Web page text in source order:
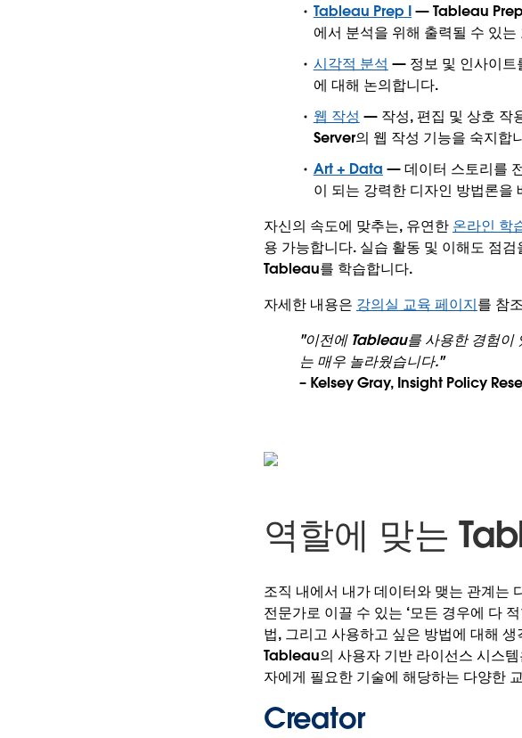
Tableau Prep I— Tableau Prep
에서 분석을 위해 출력될 수 있
시각적 분석 — 정보 및 인사이트
에 대해 논의합니다.
웹 작성 — 작성, 편집 및 상호 작
Server의 웹 작성 기능을 숙지합
Art + Data — 데이터 스토리를
이 되는 강력한 디자인 방법론을
자신의 속도에 맞추는, 유연한 온라인 학
용 가능합니다. 실습 활동 및 이해도 점
Tableau를 학습합니다.
자세한 내용은 강의실 교육 페이지를 참
"이전에 Tableau를 사용한 경험이
는 매우 놀라웠습니다."
– Kelsey Gray, Insight Policy
역할에 맞는
조직 내에서 내가 데이터와 맺는 관계는
전문가로 이끌 수 있는 ‘모든 경우에 다
법, 그리고 사용하고 싶은 방법에 대해
Tableau의 사용자 기반 라이선스 시스
자에게 필요한 기술에 해당하는 다양한
Creator